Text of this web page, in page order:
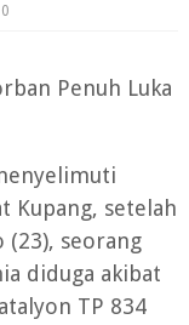
0
Penuh Luka
Kupang, setelah
(23), seorang
diduga akibat
TP 834